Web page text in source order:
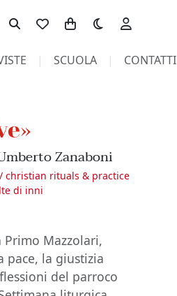
Toggle theme
SCUOLA CONTATTI
Zanaboni
christian rituals & practice
di inni
Mazzolari,
pace, la giustizia
del parroco